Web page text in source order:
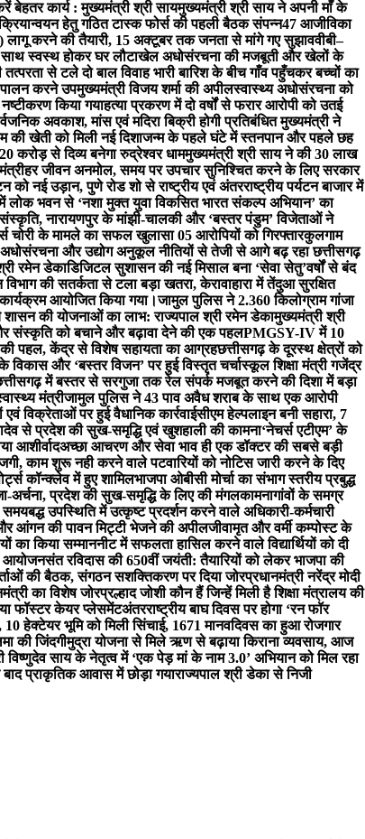
बेहतर कार्य : मुख्यमंत्री श्री सायमुख्यमंत्री श्री साय ने अपनी माँ के
हेतु गठित टास्क फोर्स की पहली बैठक संपन्न47 आजीविका
लागू करने की तैयारी, 15 अक्टूबर तक जनता से मांगे गए सुझाववीबी–
स्वस्थ होकर घर लौटाखेल अधोसंरचना की मजबूती और खेलों के
से टले दो बाल विवाह भारी बारिश के बीच गाँव पहुँचकर बच्चों का
करने उपमुख्यमंत्री विजय शर्मा की अपीलस्वास्थ्य अधोसंरचना को
किया गयाहत्या प्रकरण में दो वर्षों से फरार आरोपी को उतई
अवकाश, मांस एवं मदिरा बिक्री होगी प्रतिबंधित मुख्यमंत्री ने
खेती को मिली नई दिशाजन्म के पहले घंटे में स्तनपान और पहले छह
करोड़ से दिव्य बनेगा रुद्रेश्वर धाममुख्यमंत्री श्री साय ने की 30 लाख
हर जीवन अनमोल, समय पर उपचार सुनिश्चित करने के लिए सरकार
नई उड़ान, पुणे रोड शो से राष्ट्रीय एवं अंतरराष्ट्रीय पर्यटन बाजार में
लोक भवन से ‘नशा मुक्त युवा विकसित भारत संकल्प अभियान’ का
नारायणपुर के मांझी-चालकी और ‘बस्तर पंडुम’ विजेताओं ने
चोरी के मामले का सफल खुलासा 05 आरोपियों को गिरफ्तारकुलगाम
और उद्योग अनुकूल नीतियों से तेजी से आगे बढ़ रहा छत्तीसगढ़
रमेन डेका​डिजिटल सुशासन की नई मिसाल बना ‘सेवा सेतु’वर्षों से बंद
विभाग की सतर्कता से टला बड़ा खतरा, केरावाहारा में तेंदुआ सुरक्षित
आयोजित किया गया।जामुल पुलिस ने 2.360 किलोग्राम गांजा
की योजनाओं का लाभ: राज्यपाल श्री रमेन डेकामुख्यमंत्री श्री
संस्कृति को बचाने और बढ़ावा देने की एक पहलPMGSY-IV में 10
की पहल, केंद्र से विशेष सहायता का आग्रहछत्तीसगढ़ के दूरस्थ क्षेत्रों को
विकास और ‘बस्तर विजन’ पर हुई विस्तृत चर्चास्कूल शिक्षा मंत्री गजेंद्र
में बस्तर से सरगुजा तक रेल संपर्क मजबूत करने की दिशा में बड़ा
मंत्रीजामुल पुलिस ने 43 पाव अवैध शराब के साथ एक आरोपी
विक्रेताओं पर हुई वैधानिक कार्रवाईसीएम हेल्पलाइन बनी सहारा, 7
से प्रदेश की सुख-समृद्धि एवं खुशहाली की कामना‘नेचर्स एटीएम’ के
आशीर्वादअच्छा आचरण और सेवा भाव ही एक डॉक्टर की सबसे बड़ी
काम शुरू नही करने वाले पटवारियों को नोटिस जारी करने के दिए
कॉन्क्लेव में हुए शामिलभाजपा ओबीसी मोर्चा का संभाग स्तरीय प्रबुद्ध
अर्चना, प्रदेश की सुख-समृद्धि के लिए की मंगलकामनागांवों के समग्र
उपस्थिति में उत्कृष्ट प्रदर्शन करने वाले अधिकारी-कर्मचारी
आंगन की पावन मिट्टी भेजने की अपीलजीवामृत और वर्मी कम्पोस्ट के
का किया सम्माननीट में सफलता हासिल करने वाले विद्यार्थियों को दी
आयोजनसंत रविदास की 650वीं जयंती: तैयारियों को लेकर भाजपा की
की बैठक, संगठन सशक्तिकरण पर दिया जोरप्रधानमंत्री नरेंद्र मोदी
का विशेष जोरप्रल्हाद जोशी कौन हैं जिन्हें मिली है शिक्षा मंत्रालय की
फॉस्टर केयर प्लेसमेंटअंतरराष्ट्रीय बाघ दिवस पर होगा ‘रन फॉर
हेक्टेयर भूमि को मिली सिंचाई, 1671 मानवदिवस का हुआ रोजगार
की जिंदगीमुद्रा योजना से मिले ऋण से बढ़ाया किराना व्यवसाय, आज
विष्णुदेव साय के नेतृत्व में ‘एक पेड़ मां के नाम 3.0’ अभियान को मिल रहा
बाद प्राकृतिक आवास में छोड़ा गयाराज्यपाल श्री डेका से निजी